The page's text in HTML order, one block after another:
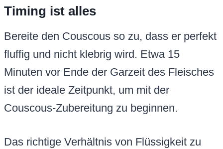
Timing ist alles
Bereite den Couscous so zu, dass er perfekt
fluffig und nicht klebrig wird. Etwa 15
Minuten vor Ende der Garzeit des Fleisches
ist der ideale Zeitpunkt, um mit der
Couscous-Zubereitung zu beginnen.
Das richtige Verhältnis von Flüssigkeit zu